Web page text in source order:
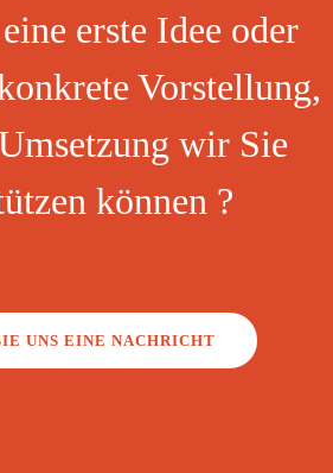
erste Idee oder
Vorstellung,
wir Sie
können ?
UNS EINE NACHRICHT